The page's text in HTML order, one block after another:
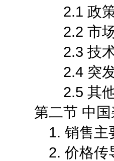
2.1 政策
2.2 市场
2.3 技术
2.4 突发事
2.5 其他
第二节 中国
1. 销售主要
2. 价格传导